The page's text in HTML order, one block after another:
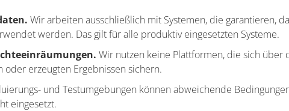
Wir arbeiten ausschließlich mit Systemen, die garantieren,
werden. Das gilt für alle produktiv eingesetzten Systeme.
Wir nutzen keine Plattformen, die sich
oder erzeugten Ergebnissen sichern.
und Testumgebungen können abweichende
eingesetzt.